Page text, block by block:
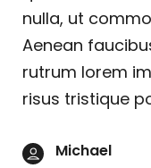
nulla, ut
Aenean
rutrum lorem
risus tristique
Michael